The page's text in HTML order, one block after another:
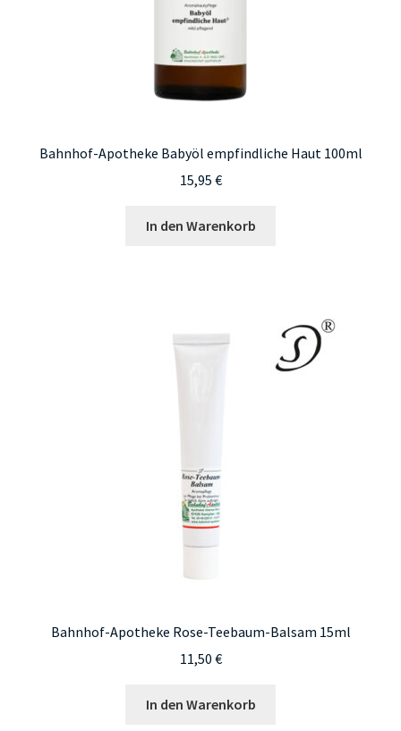
Bahnhof-Apotheke Babyöl empfindliche Haut 100ml
15,95 €
In den Warenkorb
Bahnhof-Apotheke Rose-Teebaum-Balsam 15ml
11,50 €
In den Warenkorb